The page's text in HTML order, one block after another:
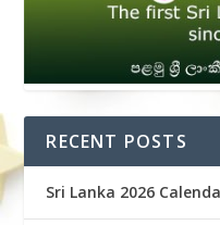
RECENT POSTS
Sri Lanka 2026